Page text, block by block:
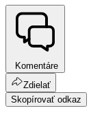
Komentáre
Zdielať
Skopírovať odkaz